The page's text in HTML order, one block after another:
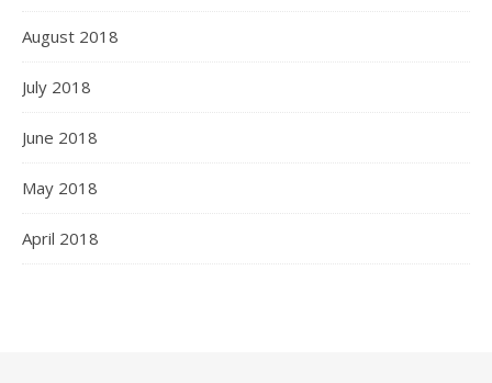
August 2018
July 2018
June 2018
May 2018
April 2018